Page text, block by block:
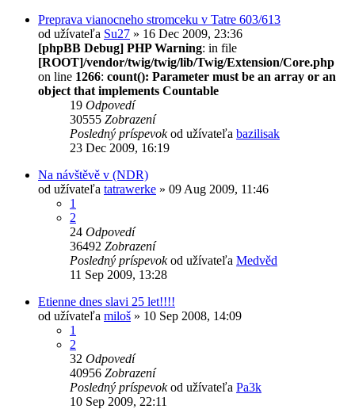
Preprava vianocneho stromceku v Tatre 603/613
od užívateľa Su27 » 16 Dec 2009, 23:36
[phpBB Debug] PHP Warning: in file
[ROOT]/vendor/twig/twig/lib/Twig/Extension/Core.php
on line 1266: count(): Parameter must be an array or an
object that implements Countable
19 Odpovedí
30555 Zobrazení
Posledný príspevokod užívateľa bazilisak
23 Dec 2009, 16:19
Na návštěvě v (NDR)
od užívateľa tatrawerke » 09 Aug 2009, 11:46
1
2
24 Odpovedí
36492 Zobrazení
Posledný príspevokod užívateľa Medvěd
11 Sep 2009, 13:28
Etienne dnes slavi 25 let!!!!
od užívateľa miloš » 10 Sep 2008, 14:09
1
2
32 Odpovedí
40956 Zobrazení
Posledný príspevokod užívateľa Pa3k
10 Sep 2009, 22:11